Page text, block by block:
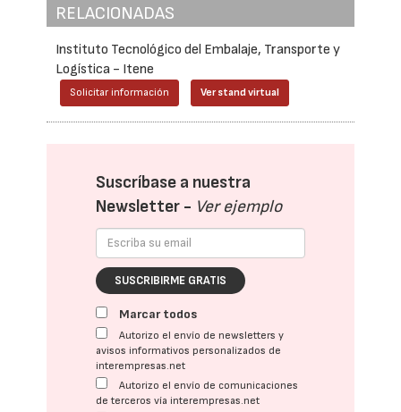
RELACIONADAS
Instituto Tecnológico del Embalaje, Transporte y
Logística - Itene
Solicitar información Ver stand virtual
Suscríbase a nuestra
Newsletter - Ver ejemplo
SUSCRIBIRME GRATIS
Marcar todos
Autorizo el envío de newsletters y
avisos informativos personalizados de
interempresas.net
Autorizo el envío de comunicaciones
de terceros vía interempresas.net